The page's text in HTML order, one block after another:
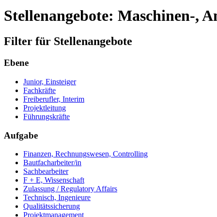
Stellenangebote: Maschinen-,
Filter für Stellenangebote
Ebene
Junior, Einsteiger
Fachkräfte
Freiberufler, Interim
Projektleitung
Führungskräfte
Aufgabe
Finanzen, Rechnungswesen, Controlling
Bautfacharbeiter/in
Sachbearbeiter
F + E, Wissenschaft
Zulassung / Regulatory Affairs
Technisch, Ingenieure
Qualitätssicherung
Projektmanagement